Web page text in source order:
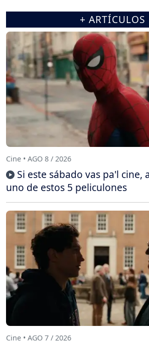
+ ARTÍCULOS
Cine • AGO 8 / 2026
Si este sábado vas pa'l cine,
uno de estos 5 peliculones
Cine • AGO 7 / 2026